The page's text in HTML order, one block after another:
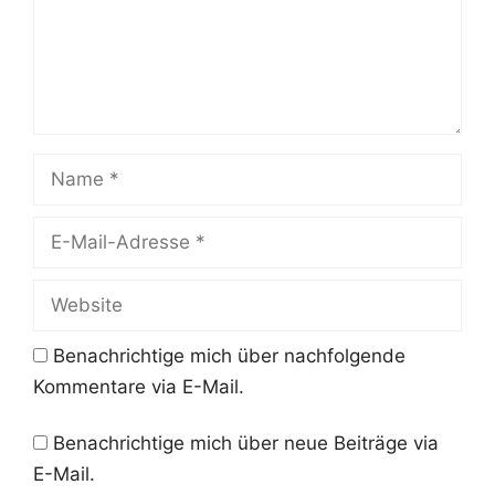
Name
Website
Benachrichtige mich über nachfolgende
Kommentare via E-Mail.
Benachrichtige mich über neue Beiträge via
E-Mail.